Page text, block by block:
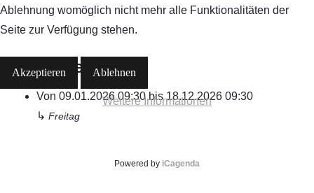
Alle Daten
Von 09.01.2026 09:30 bis 18.12.2026 09:30
↳ Freitag
Powered by iCagenda
Ablehnung womöglich nicht mehr alle Funktionalitäten der
Seite zur Verfügung stehen.
Akzeptieren Ablehnen
Weitere Informationen